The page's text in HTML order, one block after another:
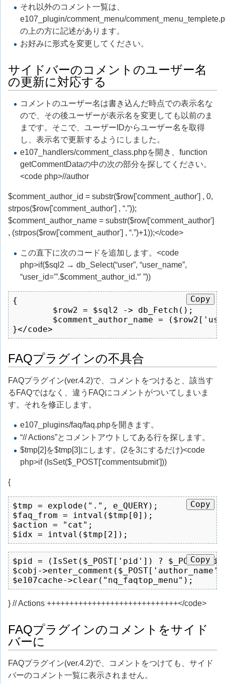
それ以外のコメント一覧は、
e107_plugin/comment_menu/
の上の方に記述があります。
お好みに形式を変更してください。
サイドバーのコメントのユーザー名
の更新に対応する
コメントのユーザー名は書き込んだ時点での表示名な
ので、その後ユーザーが表示名を変更しても以前のま
まです。そこで、ユーザーIDからユーザー名を取得
し、表示名で更新するようにしました。
e107_handlers/comment_class.phpを開き、function
getCommentDataの中の次の部分を探してください。
<code php>//author
$comment_author_id = substr($row['comment_author'] , 0,
strpos($row['comment_author'] , “.”));
$comment_author_name = substr($row['comment_author']
, (strpos($row['comment_author'] , “.”)+1));</code>
この直下に次のコードを追加します。<code
php>if($sql2 → db_Select(“user”, “user_name”,
“user_id='”.$comment_author_id.“' ”))
{
}</code>
Copy
FAQプラグインの不具合
FAQプラグイン(ver.4.2)で、コメントをつけると、該当す
るFAQではなく、違うFAQにコメントがついてしまいま
す。それを修正します。
e107_plugins/faq/faq.phpを開きます。
“// Actions”とコメントアウトしてある行を探します。
$tmp[2]を$tmp[3]にします。(2を3にするだけ)<code
php>if (IsSet($_POST['commentsubmit']))
{
$tmp = explode(".", e_QUERY);
$faq_from = intval($tmp[0]);
$action = "cat";
$idx = intval($tmp[2]);
Copy
$pid = (IsSet($_POST['pid']) ?
$cobj-
$e107cache->clear("nq_faqtop_menu");
Copy
} // Actions +++++++++++++++++++++++++++++</code>
FAQプラグインのコメントをサイド
バーに
FAQプラグイン(ver.4.2)で、コメントをつけても、サイド
バーのコメント一覧に表示されません。